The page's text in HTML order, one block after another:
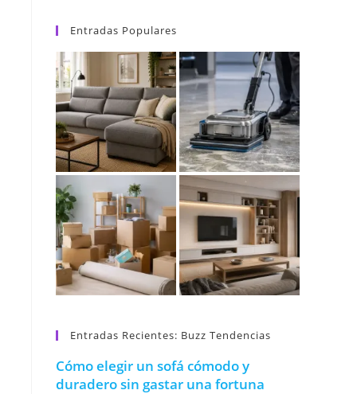
Entradas Populares
Entradas Recientes: Buzz Tendencias
Cómo elegir un sofá cómodo y
duradero sin gastar una fortuna